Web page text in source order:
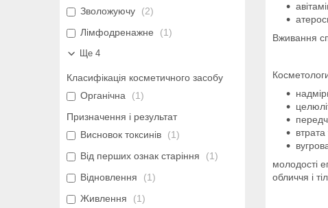
Вживання
втрата
молодості
обличчя і
Зволожуючу
2
Лімфодренажне
1
Ще 4
Класифікація косметичного засобу
Органічна
1
Призначення і результат
Висновок токсинів
1
Від перших ознак старіння
1
Відновлення
1
Живлення
1